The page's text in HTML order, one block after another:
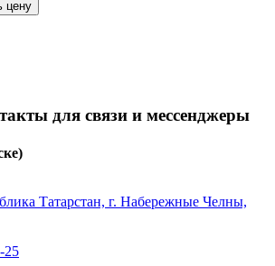
цену
для связи и мессенджеры
Татарстан, г. Набережные Челны,
25